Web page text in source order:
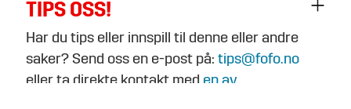
TIPS OSS!
Har du tips eller innspill til denne eller andre
saker? Send oss en e-post på:tips@fofo.no
eller ta direkte kontakt med en av